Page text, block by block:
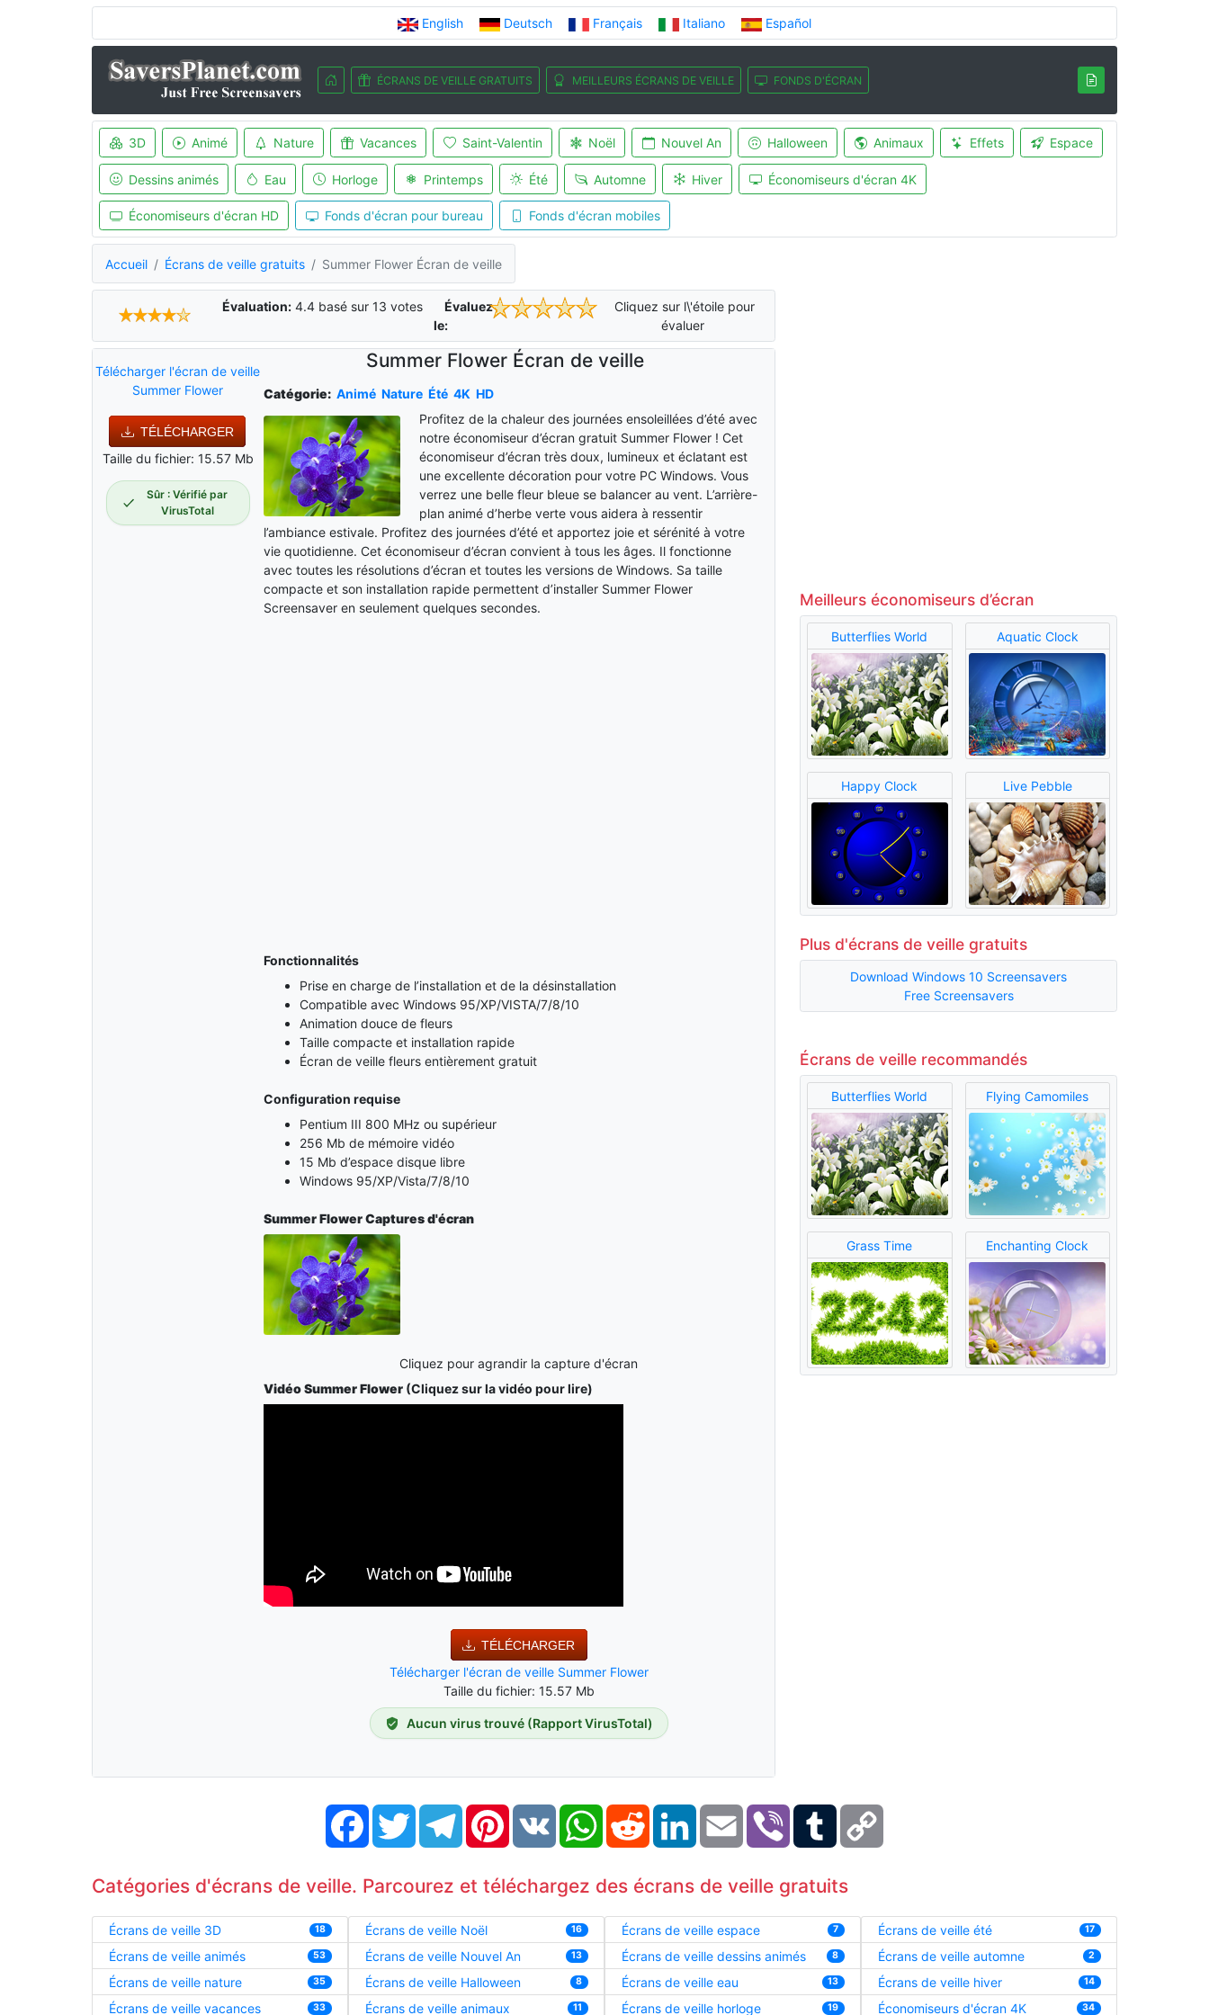
English Deutsch Français Italiano Español
ÉCRANS DE VEILLE GRATUITS MEILLEURS ÉCRANS DE VEILLE FONDS D'ÉCRAN
3D Animé Nature Vacances Saint-Valentin Noël Nouvel An Halloween Animaux Effets Espace
Dessins animés Eau Horloge Printemps Été Automne Hiver Économiseurs d'écran 4K
Économiseurs d'écran HD Fonds d'écran pour bureau Fonds d'écran mobiles
Accueil Écrans de veille gratuits Summer Flower Écran de veille
Évaluation: 4.4basé sur 13 votes
Évaluez-
le:
Cliquez sur l\'étoile pour
évaluer
Télécharger l'écran de veille
Summer Flower
TÉLÉCHARGER
Taille du fichier: 15.57 Mb
Sûr : Vérifié par
VirusTotal
Summer Flower Écran de veille
Catégorie: Animé Nature Été 4K HD
Profitez de la chaleur des journées ensoleillées d’été avec
notre économiseur d’écran gratuit Summer Flower ! Cet
économiseur d’écran très doux, lumineux et éclatant est
une excellente décoration pour votre PC Windows. Vous
verrez une belle fleur bleue se balancer au vent. L’arrière-
plan animé d’herbe verte vous aidera à ressentir
l’ambiance estivale. Profitez des journées d’été et apportez joie et sérénité à votre
vie quotidienne. Cet économiseur d’écran convient à tous les âges. Il fonctionne
avec toutes les résolutions d’écran et toutes les versions de Windows. Sa taille
compacte et son installation rapide permettent d’installer Summer Flower
Screensaver en seulement quelques secondes.
Fonctionnalités
Prise en charge de l’installation et de la désinstallation
Compatible avec Windows 95/XP/VISTA/7/8/10
Animation douce de fleurs
Taille compacte et installation rapide
Écran de veille fleurs entièrement gratuit
Configuration requise
Pentium III 800 MHz ou supérieur
256 Mb de mémoire vidéo
15 Mb d’espace disque libre
Windows 95/XP/Vista/7/8/10
Summer FlowerCaptures d'écran
Cliquez pour agrandir la capture d'écran
Vidéo Summer Flower(Cliquez sur la vidéo pour lire)
TÉLÉCHARGER
Télécharger l'écran de veille Summer Flower
Taille du fichier: 15.57 Mb
Aucun virus trouvé (Rapport VirusTotal)
Meilleurs économiseurs d’écran
Butterflies World Aquatic Clock
Happy Clock Live Pebble
Plus d'écrans de veille gratuits
Download Windows 10 Screensavers
Free Screensavers
Écrans de veille recommandés
Butterflies World Flying Camomiles
Grass Time Enchanting Clock
FacebookTwitter TelegramPinterestVK WhatsAppReddit LinkedIn Email Viber Tumblr
Catégories d'écrans de veille. Parcourez et téléchargez des écrans de veille gratuits
Écrans de veille 3D 18
Écrans de veille animés 53
Écrans de veille nature 35
Écrans de veille vacances 33
Écrans de veille Noël 16
Écrans de veille Nouvel An 13
Écrans de veille Halloween 8
Écrans de veille animaux 11
Écrans de veille espace 7
Écrans de veille dessins animés 8
Écrans de veille eau 13
Écrans de veille horloge 19
Écrans de veille été 17
Écrans de veille automne 2
Écrans de veille hiver 14
Économiseurs d'écran 4K 34